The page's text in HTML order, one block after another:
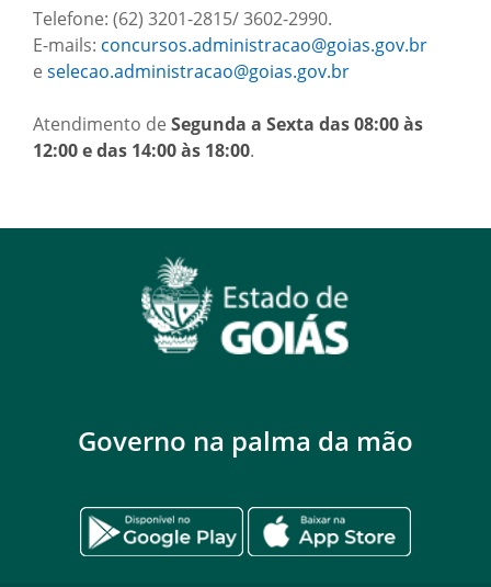
Telefone: (62) 3201-2815/ 3602-2990.
E-mails: concursos.administracao@goias.gov.br
e selecao.administracao@goias.gov.br
Atendimento de Segunda a Sexta das 08:00 às
12:00 e das 14:00 às 18:00.
Governo na palma da mão